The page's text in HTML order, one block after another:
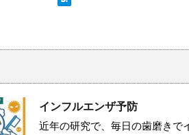
インフルエンザ予防
近年の研究で、毎日の歯磨きで